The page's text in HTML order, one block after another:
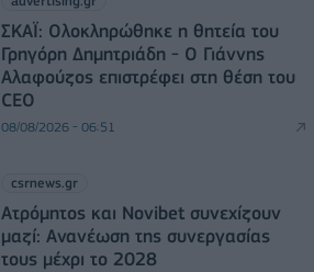
ΣΚΑΪ: Ολοκληρώθηκε η θητεία του
Γρηγόρη Δημητριάδη - Ο Γιάννης
Αλαφούζος επιστρέφει στη θέση του
CEO
08/08/2026 - 06:51
csrnews.gr
Ατρόμητος και Novibet συνεχίζουν
μαζί: Ανανέωση της συνεργασίας
τους μέχρι το 2028